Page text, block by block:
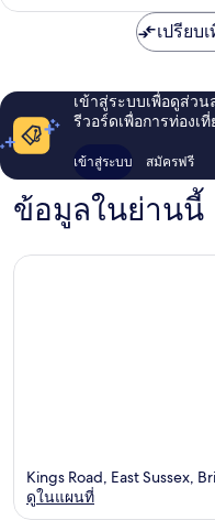
ใจ
ตัน
เปรียบ
เข้าสู่ระบบเพื่อดูส่ว
รีวอร์ดเพื่อการท่องเ
เข้าสู่ระบบ สมัครฟรี
ข้อมูลในย่านนี้
Kings Road, East Sussex,
ดูในแผนที่